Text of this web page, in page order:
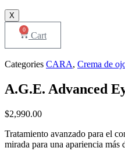
X
0
Cart
Categories CARA, Crema de
A.G.E. Advanced
$2,990.00
Tratamiento avanzado para el
mirada para una apariencia más